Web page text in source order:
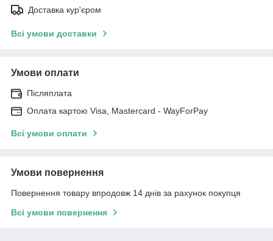
Доставка кур'єром
Всі умови доставки
Умови оплати
Післяплата
Оплата картою Visa, Mastercard - WayForPay
Всі умови оплати
Умови повернення
Повернення товару впродовж 14 днів за рахунок покупця
Всі умови повернення